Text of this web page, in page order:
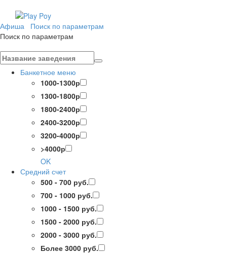
Афиша
Поиск по параметрам
Поиск по параметрам
Банкетное меню
1000-1300р
1300-1800р
1800-2400р
2400-3200р
3200-4000р
>4000р
OK
Средний счет
500 - 700 руб.
700 - 1000 руб.
1000 - 1500 руб.
1500 - 2000 руб.
2000 - 3000 руб.
Более 3000 руб.